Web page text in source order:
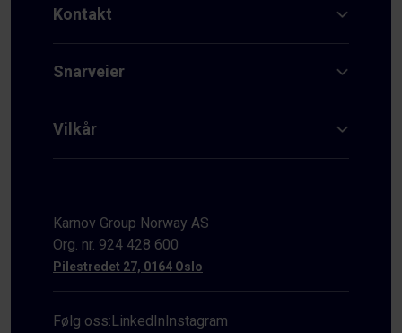
Kontakt
Snarveier
Vilkår
Karnov Group Norway AS
Org. nr. 924 428 600
Pilestredet 27, 0164 Oslo
Følg oss:LinkedInInstagram